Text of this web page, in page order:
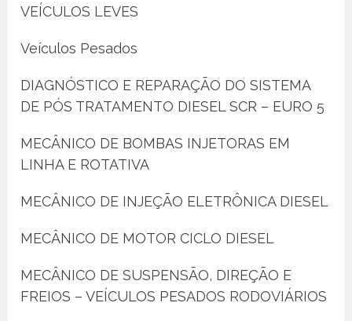
VEÍCULOS LEVES
Veículos Pesados
DIAGNÓSTICO E REPARAÇÃO DO SISTEMA
DE PÓS TRATAMENTO DIESEL SCR – EURO 5
MECÂNICO DE BOMBAS INJETORAS EM
LINHA E ROTATIVA
MECÂNICO DE INJEÇÃO ELETRÔNICA DIESEL
MECÂNICO DE MOTOR CICLO DIESEL
MECÂNICO DE SUSPENSÃO, DIREÇÃO E
FREIOS – VEÍCULOS PESADOS RODOVIÁRIOS